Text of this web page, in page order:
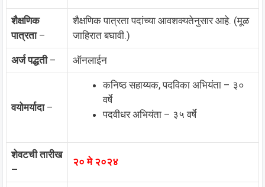
शैक्षणिक
पात्रता–
शैक्षणिक पात्रता पदांच्या आवशक्यतेनुसार आहे. (मूळ
जाहिरात बघावी.)
अर्ज पद्धती– ऑनलाईन
वयोमर्यादा–
कनिष्ठ सहाय्यक, पदविका अभियंता – ३०
वर्षे
पदवीधर अभियंता – ३५ वर्षे
शेवटची तारीख
–
२० मे २०२४